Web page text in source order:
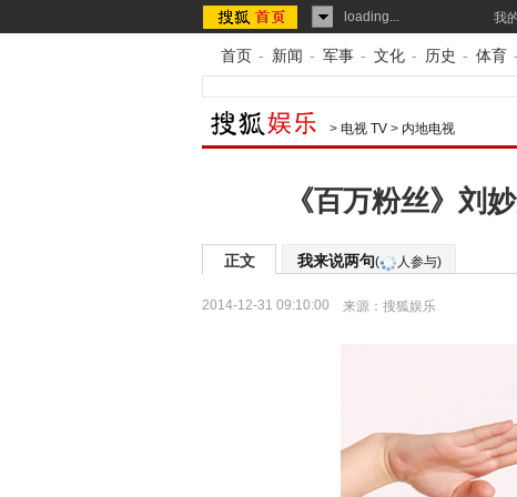
loading... 我
首页 - 新闻 - 军事 - 文化 - 历史 - 体育 -
> 电视 TV > 内地电视
《百万粉丝》刘
正文 我来说两句( 人参与)
2014-12-31 09:10:00 来源： 搜狐娱乐